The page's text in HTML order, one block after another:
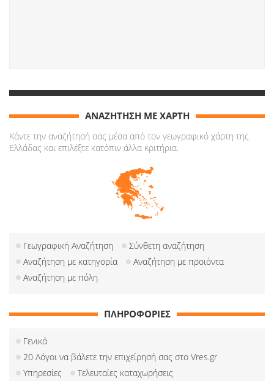
ΑΝΑΖΗΤΗΣΗ ΜΕ ΧΑΡΤΗ
Κάντε την αναζήτησή σας μέσα από τον γεωγραφικό χάρτη της
Ελλάδας και επιλέξτε κατόπιν άλλα κριτήρια.
Γεωγραφική Αναζήτηση
Σύνθετη αναζήτηση
Αναζήτηση με κατηγορία
Αναζήτηση με προιόντα
Αναζήτηση με πόλη
ΠΛΗΡΟΦΟΡΙΕΣ
Γενικά
20 Λόγοι να βάλετε την επιχείρησή σας στο Vres.gr
Υπηρεσίες
Τελευταίες καταχωρήσεις